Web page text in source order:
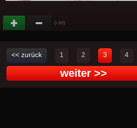
(+115)
<< zurück 1 2 3 4
weiter >>